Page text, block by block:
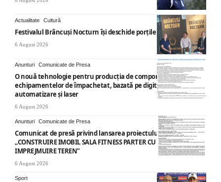
Actualitate Cultură
Festivalul Brâncuși Nocturn își deschide porțile la Târgu Jiu
6 August 2026
Anunturi Comunicate de Presa
O nouă tehnologie pentru producția de componente ale
echipamentelor de împachetat, bazată pe digitalizare,
automatizare și laser
6 August 2026
Anunturi Comunicate de Presa
Comunicat de presă privind lansarea proiectului cu titlul
„CONSTRUIRE IMOBIL SALA FITNESS PARTER CU SUPANTA SI
IMPREJMUIRE TEREN”
6 August 2026
Sport